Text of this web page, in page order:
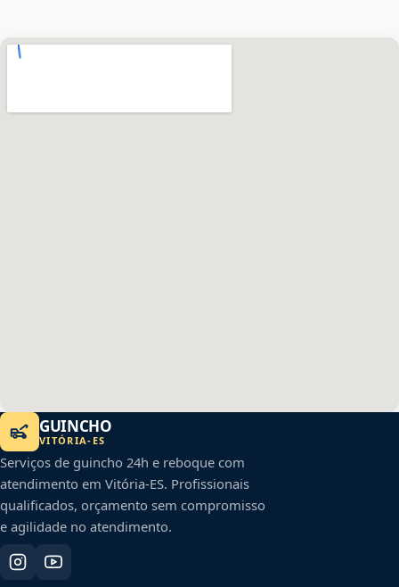
GUINCHO
VITÓRIA- ES
Serviços de guincho 24h e reboque com
atendimento em Vitória-ES. Profissionais
qualificados, orçamento sem compromisso
e agilidade no atendimento.